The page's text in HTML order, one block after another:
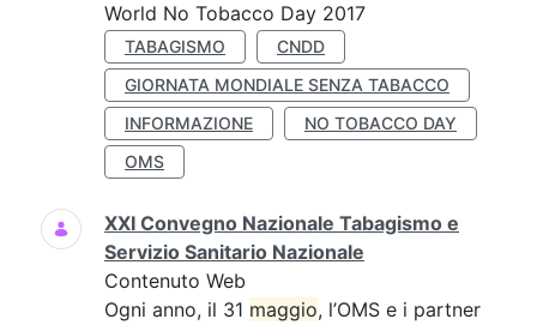
World No Tobacco Day 2017
TABAGISMO
CNDD
GIORNATA MONDIALE SENZA TABACCO
INFORMAZIONE
NO TOBACCO DAY
OMS
XXI Convegno Nazionale Tabagismo e
Servizio Sanitario Nazionale
Contenuto Web
Ogni anno, il 31 maggio, l’OMS e i partner